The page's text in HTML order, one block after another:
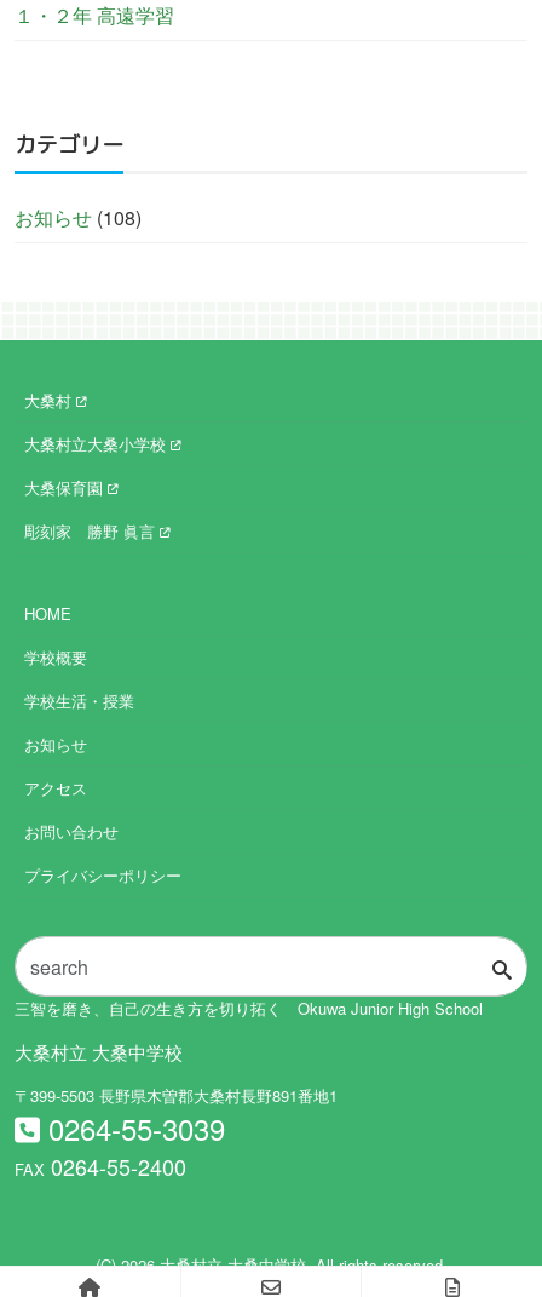
１・２年 高遠学習
カテゴリー
お知らせ (108)
大桑村
大桑村立大桑小学校
大桑保育園
彫刻家 勝野 眞言
HOME
学校概要
学校生活・授業
お知らせ
アクセス
お問い合わせ
プライバシーポリシー
三智を磨き、自己の生き方を切り拓く Okuwa Junior High School
大桑村立 大桑中学校
〒399-5503 長野県木曽郡大桑村長野891番地1
0264-55-3039
FAX 0264-55-2400
(C) 2026大桑村立 大桑中学校. All rights reserved.